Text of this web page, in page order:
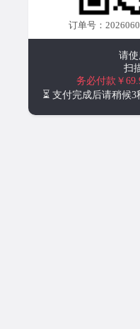
订单号：
请
扫
务必付款￥
⏳ 支付完成后请稍候